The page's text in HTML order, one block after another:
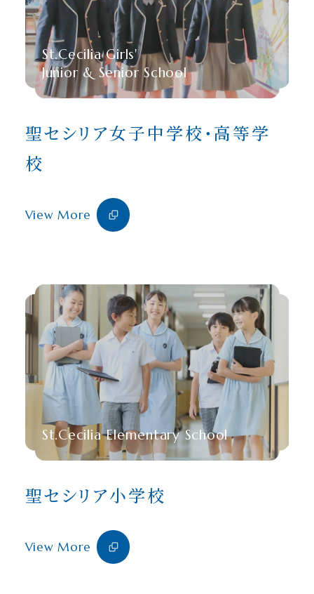
St.Cecilia Girls'
Junior & Senior School
聖セシリア女子中学校・高等学
校
View More
St.Cecilia Elementary School
聖セシリア小学校
View More